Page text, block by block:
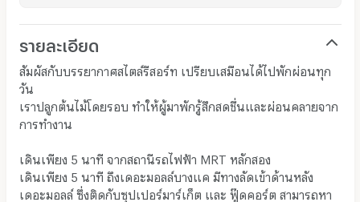
รายละเอียด
สัมผัสกับบรรยากาศสไตล์รีสอร์ท เปรียบเสมือนได้ไปพักผ่อนทุก
วัน
เราปลูกต้นไม้โดยรอบ ทำให้ผู้มาพักรู้สึกสดชื่นและผ่อนคลายจาก
การทำงาน
เดินเพียง 5 นาที จากสถานีรถไฟฟ้า MRT หลักสอง
เดินเพียง 5 นาที ถึงเดอะมอลล์บางแค มีทางลัดเข้าด้านหลัง
เดอะมอลล์ ซึ่งติดกับซุปเปอร์มาร์เก็ต และ ฟู๊ดคอร์ต สามารถหา